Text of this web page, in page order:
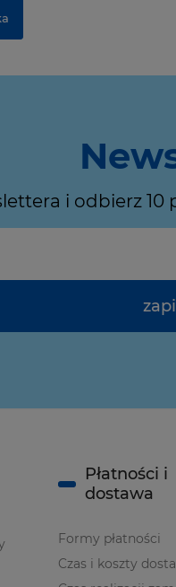
i odbierz
Płatności i
dostawa
Formy płatności
Czas i koszty